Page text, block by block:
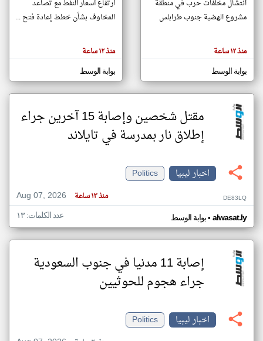
مصادر الأخبار من ليبيا
اخبار ليبيا على مدار الساعة
أهم اخبار ليبيا العاجلة والمباشرة
المقالات
هنا عن
وجهة
كاتبيها.
انتشال مخلفات حرب في منطقة
مشروع الهضبة جنوب طرابلس
منذ ١٢ ساعة
بوابة الوسط
ارتفاع أسعار النفط مع تصاعد
المخاوف بشأن خطط إعادة فتح ...
منذ ١٢ ساعة
بوابة الوسط
مقتل شخصين وإصابة 15 آخرين جراء
إطلاق نار بمدرسة في تايلاند
اخبار ليبيا
Politics
Aug 07, 2026
منذ ١٣ ساعة DE83LQ
بوابة الوسط• alwasat.ly عدد الكلمات: ١٣
إصابة 11 مدنيا في جنوب السعودية
جراء هجوم للحوثيين
اخبار ليبيا
Politics
klyoum.com